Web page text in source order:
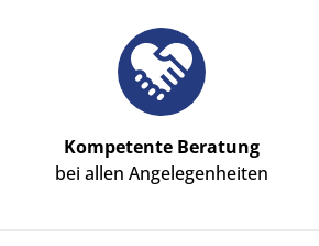
Kompetente Beratung
bei allen Angelegenheiten